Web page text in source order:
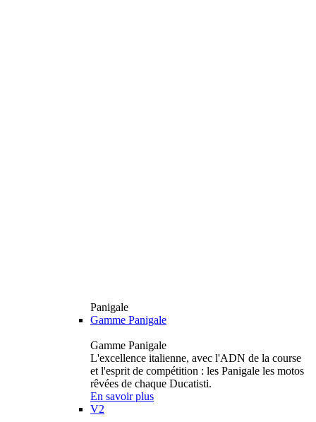
Panigale
Gamme Panigale
Gamme Panigale
L'excellence italienne, avec l'ADN de la course
et l'esprit de compétition : les Panigale les motos
rêvées de chaque Ducatisti.
En savoir plus
V2